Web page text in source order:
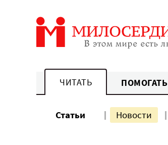
ЧИТАТЬ ПОМОГАТЬ
Статьи Новости